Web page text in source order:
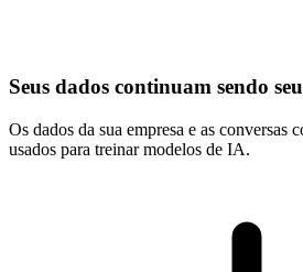
Seus dados continuam sendo
Os dados da sua empresa e as conversas
usados para treinar modelos de IA.